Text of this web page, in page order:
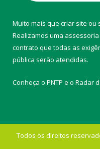
Muito mais que criar site ou
Realizamos uma assessoria
contrato que todas as
pública serão atendidas.
Conheça o PNTP e o Radar
Todos os direitos